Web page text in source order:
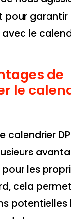
pour garantir
le
de
le
calendrier
les
cela
potentielles